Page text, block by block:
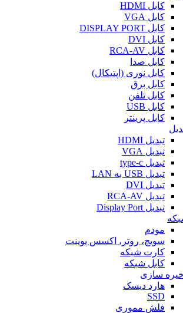
کابل HDMI
کابل VGA
کابل DISPLAY PORT
کابل DVI
کابل RCA-AV
کابل صدا
کابل نوری (اپتیکال)
کابل برق
کابل تلفن
کابل USB
کابل پرینتر
تبدیل HDMI
تبدیل VGA
تبدیل type-c
تبدیل USB به LAN
تبدیل DVI
تبدیل RCA-AV
تبدیل Display Port
مودم
سویچ، روتر، اکسس پوینت
کارت شبکه
کابل شبکه
سازی
هارد دیسک
SSD
فلش مموری